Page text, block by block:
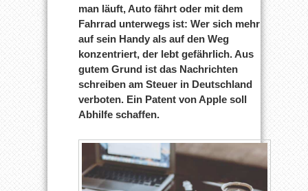
man läuft, Auto fährt oder mit dem
Fahrrad unterwegs ist: Wer sich mehr
auf sein Handy als auf den Weg
konzentriert, der lebt gefährlich. Aus
gutem Grund ist das Nachrichten
schreiben am Steuer in Deutschland
verboten. Ein Patent von Apple soll
Abhilfe schaffen.